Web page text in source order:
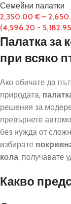
Семейни палатки
2,350.00€ –
(4,596.20 -
Палатка за
при всяко
Ако обичате да
природата,
решения за
превърнете
без нужда от
избирате
кола, получавате
Какво